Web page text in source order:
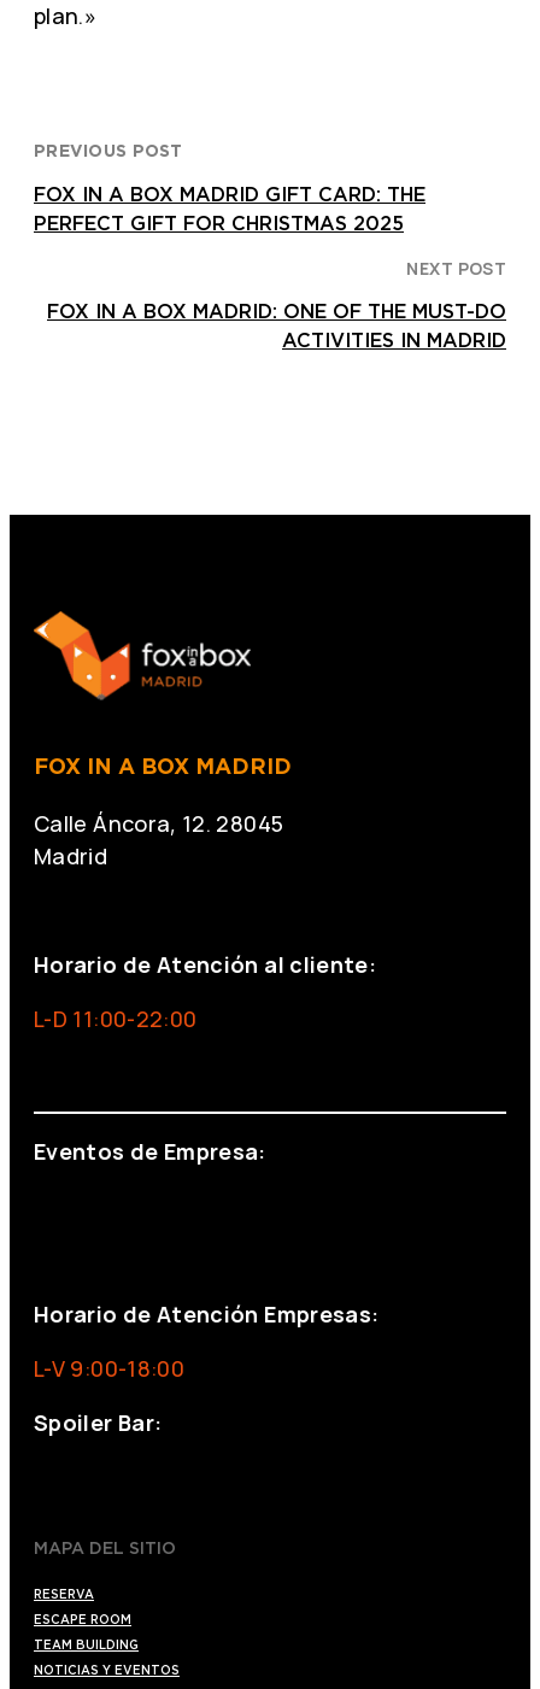
plan.»
PREVIOUS POST
FOX IN A BOX MADRID GIFT CARD: THE
PERFECT GIFT FOR CHRISTMAS 2025
NEXT POST
FOX IN A BOX MADRID: ONE OF THE MUST-DO
ACTIVITIES IN MADRID
FOX IN A BOX MADRID
Calle Áncora, 12. 28045
Madrid
Horario de Atención al cliente:
L-D 11:00-22:00
Eventos de Empresa:
Horario de Atención Empresas:
L-V 9:00-18:00
Spoiler Bar:
MAPA DEL SITIO
RESERVA
ESCAPE ROOM
TEAM BUILDING
NOTICIAS Y EVENTOS